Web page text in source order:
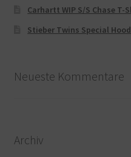
Carhartt WIP S/S Chase T-
Stieber Twins Special
Neueste Kommentare
Archiv